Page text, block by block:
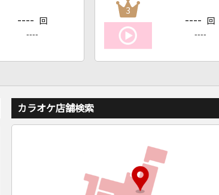
---- 回
----
3
---- 回
----
カラオケ店舗検索